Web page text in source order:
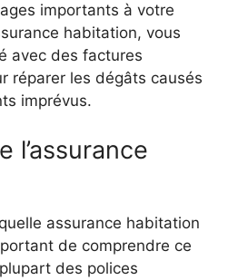
importants à votre
habitation, vous
avec des factures
réparer les dégâts causés
imprévus.
l’assurance
assurance habitation
de comprendre ce
des polices